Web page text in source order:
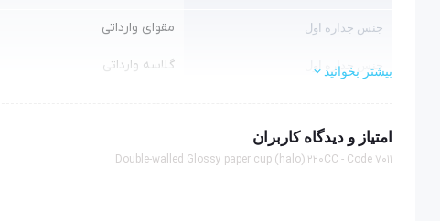
جنس جداره اول مقوای وارداتی
جنس جداره اول گلاسه وارداتی
گرماژ جداره دوم
بیشتر بخوانید
امتیاز و دیدگاه کاربران
Double-walled Glossy paper cup (halo) 220CC - Code 7011